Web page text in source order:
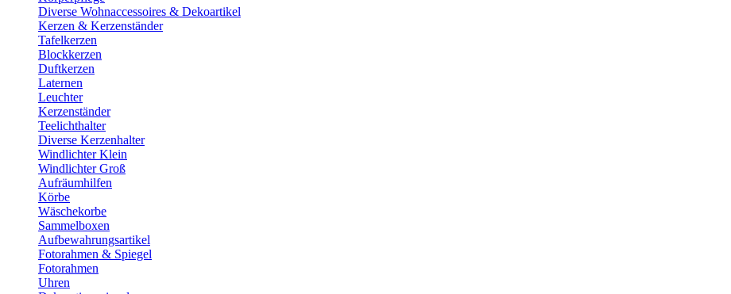
Diverse Wohnaccessoires & Dekoartikel
Kerzen & Kerzenständer
Tafelkerzen
Blockkerzen
Duftkerzen
Laternen
Leuchter
Kerzenständer
Teelichthalter
Diverse Kerzenhalter
Windlichter Klein
Windlichter Groß
Aufräumhilfen
Körbe
Wäschekorbe
Sammelboxen
Aufbewahrungsartikel
Fotorahmen & Spiegel
Fotorahmen
Uhren